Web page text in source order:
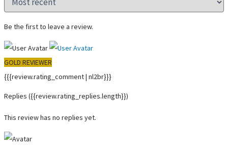
Be the first to leave a review.
GOLD REVIEWER
{{{review.rating_comment | nl2br}}}
Replies ({{review.rating_replies.length}})
This review has no replies yet.